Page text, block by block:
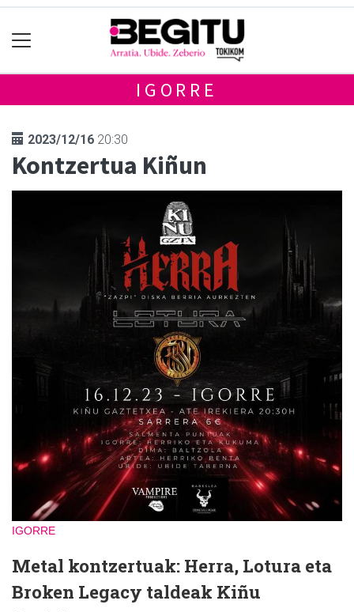
IGORRE
2023/12/16 20:30
Kontzertua Kiñun
IGORRE
Metal kontzertuak: Herra, Lotura eta
Broken Legacy taldeak Kiñu